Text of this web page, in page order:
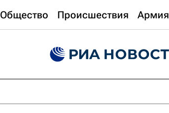
Общество Происшествия Армия